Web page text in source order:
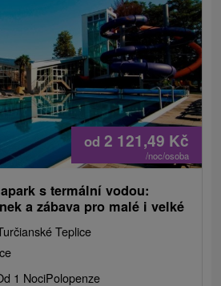
od 2 121,49 Kč
/noc/osoba
s termální vodou:
a zábava pro malé i velké
Teplice
1 NociPolopenze